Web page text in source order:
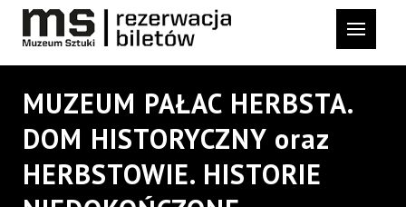
MUZEUM PAŁAC HERBSTA.
DOM HISTORYCZNY oraz
HERBSTOWIE. HISTORIE